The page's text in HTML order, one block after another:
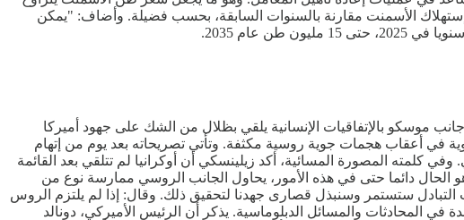
إرتفاعا في إستهلاك الأسمنت مقارنة بالسنوات السابقة، بحسب فضيلة. وأضاف: "يمكن
موسكو بالإتفاقيات الإنسانية يلقي بظلال من الشك على جهود أميركا
في أعقاب هجمات جوية روسية مكثفة. وتأتي تصريحاته بعد يوم من إتهام
المصورة المسائية، أكد زيلينسكي أن أوكرانيا لم تتلقي بعد القائمة
الحال دائما حتى في هذه الأمور، يحاول الجانب الروسي ممارسة نوع من
التبادل ستستمر وسنبذل قصارى جهدنا لتحقيق ذلك. وقال: إذا لم يلتزم الروس
في المحادثات والمسائل الدبلوماسية. يذكر أن الرئيس الأميركي، دونالد